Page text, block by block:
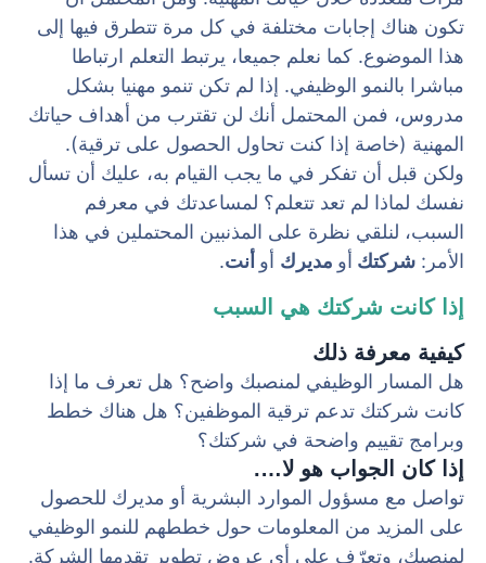
تكون هناك إجابات مختلفة في كل مرة تتطرق فيها إلى
هذا الموضوع. كما نعلم جميعا، يرتبط التعلم ارتباطا
مباشرا بالنمو الوظيفي. إذا لم تكن تنمو مهنيا بشكل
مدروس، فمن المحتمل أنك لن تقترب من أهداف حياتك
المهنية (خاصة إذا كنت تحاول الحصول على ترقية).
ولكن قبل أن تفكر في ما يجب القيام به، عليك أن تسأل
نفسك لماذا لم تعد تتعلم؟ لمساعدتك في معرفم
السبب، لنلقي نظرة على المذنبين المحتملين في هذا
الأمر: شركتك أو مديرك أو أنت.
إذا كانت شركتك هي السبب
كيفية معرفة ذلك
هل المسار الوظيفي لمنصبك واضح؟ هل تعرف ما إذا
كانت شركتك تدعم ترقية الموظفين؟ هل هناك خطط
وبرامج تقييم واضحة في شركتك؟
إذا كان الجواب هو لا….
تواصل مع مسؤول الموارد البشرية أو مديرك للحصول
على المزيد من المعلومات حول خططهم للنمو الوظيفي
لمنصبك، وتعرّف على أي عروض تطوير تقدمها الشركة.